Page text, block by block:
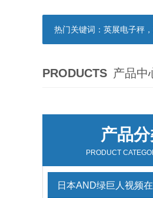
热门关键词： 英展电子秤，流
PRODUCTS 产品中
产品
PRODUCT